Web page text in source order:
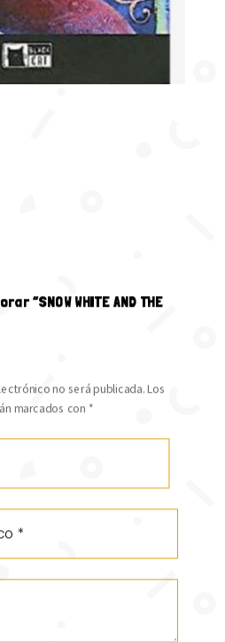
“SNOW WHITE AND THE
no será publicada.Los
marcados con *